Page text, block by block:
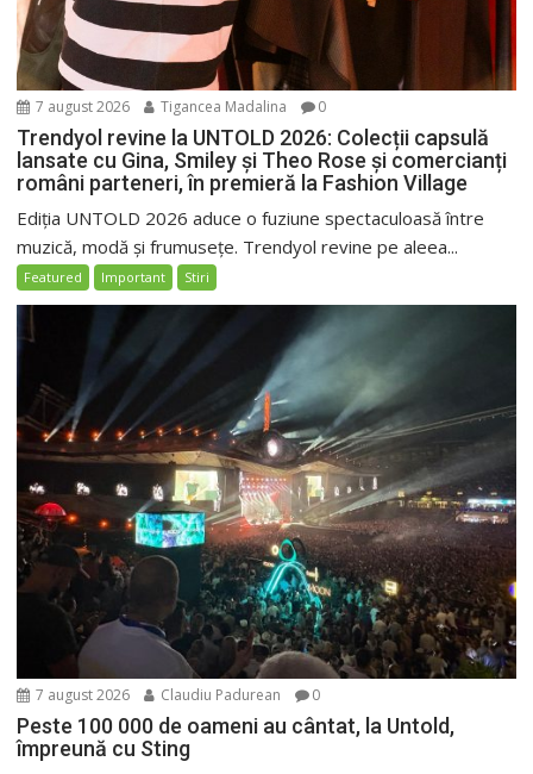
7 august 2026 Tigancea Madalina 0
Trendyol revine la UNTOLD 2026: Colecții capsulă
lansate cu Gina, Smiley și Theo Rose și comercianți
români parteneri, în premieră la Fashion Village
Ediția UNTOLD 2026 aduce o fuziune spectaculoasă între
muzică, modă și frumusețe. Trendyol revine pe aleea...
Featured Important Stiri
7 august 2026 Claudiu Padurean 0
Peste 100 000 de oameni au cântat, la Untold,
împreună cu Sting